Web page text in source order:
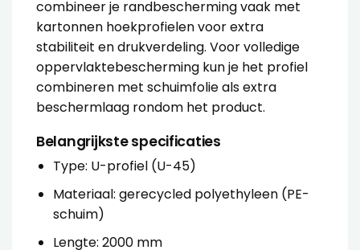
combineer je randbescherming vaak met
kartonnen hoekprofielenvoor extra
stabiliteit en drukverdeling. Voor volledige
oppervlaktebescherming kun je het profiel
combineren met schuimfolieals extra
beschermlaag rondom het product.
Belangrijkste specificaties
Type: U-profiel (U-45)
Materiaal: gerecycled polyethyleen (PE-
schuim)
Lengte: 2000 mm